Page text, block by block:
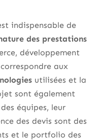
indispensable de
des prestations
développement
aux
utilisées et la
sont également
des équipes, leur
des devis sont des
et le portfolio des